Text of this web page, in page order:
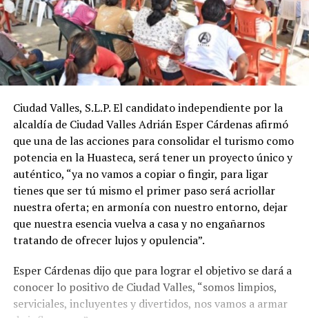
Ciudad Valles, S.L.P. El candidato independiente por la
alcaldía de Ciudad Valles Adrián Esper Cárdenas afirmó
que una de las acciones para consolidar el turismo como
potencia en la Huasteca, será tener un proyecto único y
auténtico, “ya no vamos a copiar o fingir, para ligar
tienes que ser tú mismo el primer paso será acriollar
nuestra oferta; en armonía con nuestro entorno, dejar
que nuestra esencia vuelva a casa y no engañarnos
tratando de ofrecer lujos y opulencia”.
Esper Cárdenas dijo que para lograr el objetivo se dará a
conocer lo positivo de Ciudad Valles, “somos limpios,
serviciales, incluyentes y divertidos, nos vamos a armar